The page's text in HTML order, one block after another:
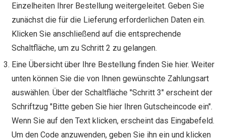
Einzelheiten Ihrer Bestellung weitergeleitet. Geben Sie
zunächst die für die Lieferung erforderlichen Daten ein.
Klicken Sie anschließend auf die entsprechende
Schaltfläche, um zu Schritt 2 zu gelangen.
Eine Übersicht über Ihre Bestellung finden Sie hier. Weiter
unten können Sie die von Ihnen gewünschte Zahlungsart
auswählen. Über der Schaltfläche "Schritt 3" erscheint der
Schriftzug "Bitte geben Sie hier Ihren Gutscheincode ein".
Wenn Sie auf den Text klicken, erscheint das Eingabefeld.
Um den Code anzuwenden, geben Sie ihn ein und klicken